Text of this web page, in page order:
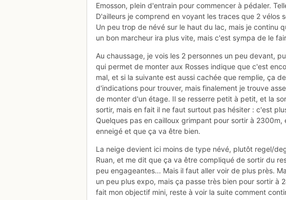
Emosson, plein d'entrain pour commencer à pédaler.
D'ailleurs je comprend en voyant les traces que 2 vélos
Un peu trop de névé sur le haut du lac, mais je continu
un bon marcheur ira plus vite, mais c'est sympa de le
Au chaussage, je vois les 2 personnes un peu devant,
qui permet de monter aux Rosses indique que c'est
mal, et si la suivante est aussi cachée que remplie, ça
d'indications pour trouver, mais finalement je trouve
de monter d'un étage. Il se resserre petit à petit, et la
sortir, mais en fait il ne faut surtout pas hésiter : c'est
Quelques pas en cailloux grimpant pour sortir à
enneigé et que ça va être bien.
La neige devient ici moins de type névé, plutôt regel/
Ruan, et me dit que ça va être compliqué de sortir du
peu engageantes... Mais il faut aller voir de plus près.
un peu plus expo, mais ça passe très bien pour sortir
fait mon objectif mini, reste à voir la suite comment